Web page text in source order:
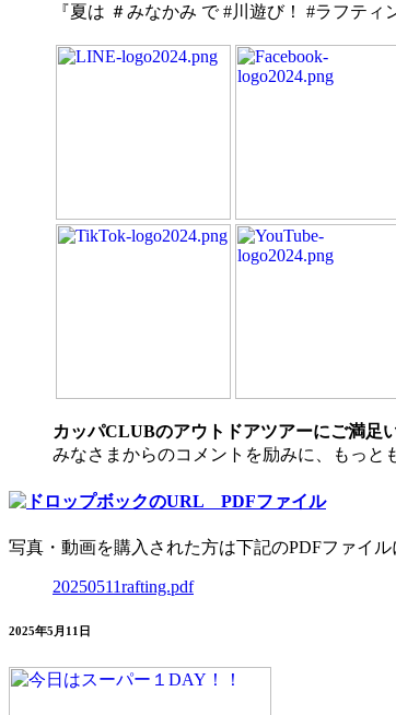
『夏は ＃みなかみ で #川遊び！ #ラフティ
カッパCLUBのアウトドアツアーにご満足
みなさまからのコメントを励みに、もっと
写真・動画を購入された方は下記のPDFファイ
20250511rafting.pdf
2025年5月11日